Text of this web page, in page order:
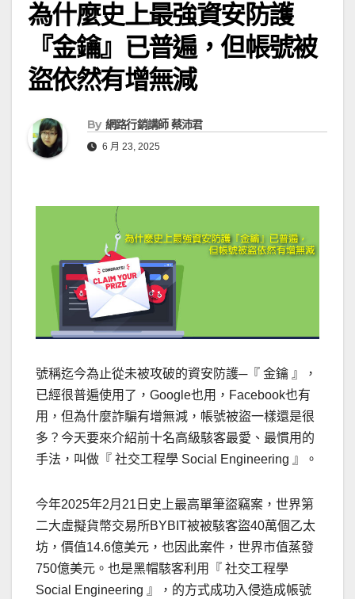
為什麼史上最強資安防護
『金鑰』已普遍，但帳號被
盜依然有增無減
By 網路行銷講師 蔡沛君
6 月 23, 2025
號稱迄今為止從未被攻破的資安防護─『 金鑰 』，
已經很普遍使用了，Google也用，Facebook也有
用，但為什麼詐騙有增無減，帳號被盜一樣還是很
多？今天要來介紹前十名高級駭客最愛、最慣用的
手法，叫做『 社交工程學 Social Engineering 』。
今年2025年2月21日史上最高單筆盜竊案，世界第
二大虛擬貨幣交易所BYBIT被被駭客盜40萬個乙太
坊，價值14.6億美元，也因此案件，世界市值蒸發
750億美元。也是黑帽駭客利用『 社交工程學
Social Engineering 』，的方式成功入侵造成帳號